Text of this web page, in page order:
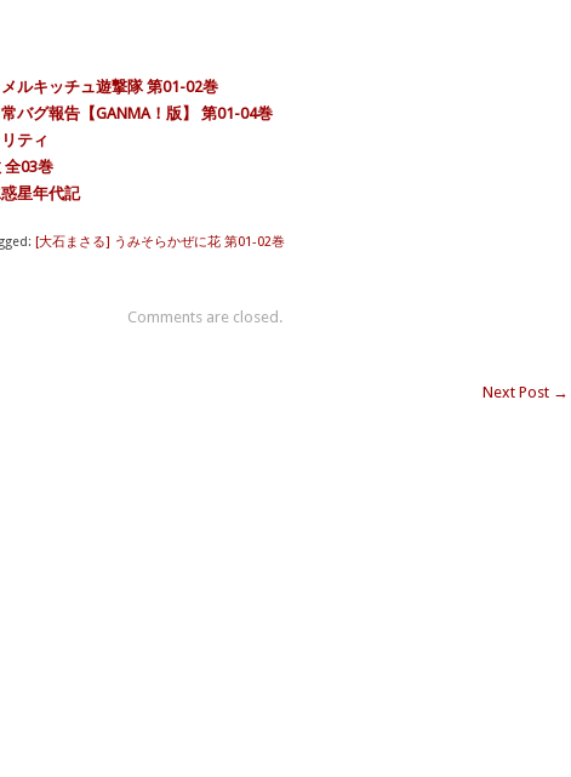
ルキッチュ遊撃隊 第01-02巻
バグ報告【GANMA！版】 第01-04巻
ティ
全03巻
星年代記
[大石まさる] うみそらかぜに花 第01-02巻
Comments are closed.
Next Post →